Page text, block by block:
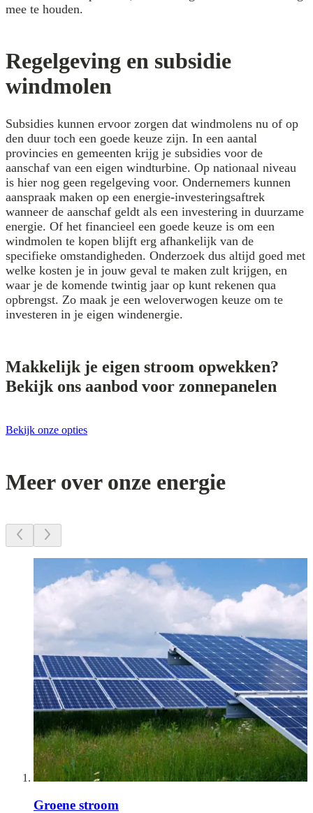
mee te houden.
Regelgeving en subsidie
windmolen
Subsidies kunnen ervoor zorgen dat windmolens nu of op
den duur toch een goede keuze zijn. In een aantal
provincies en gemeenten krijg je subsidies voor de
aanschaf van een eigen windturbine. Op nationaal niveau
is hier nog geen regelgeving voor. Ondernemers kunnen
aanspraak maken op een energie-investeringsaftrek
wanneer de aanschaf geldt als een investering in duurzame
energie. Of het financieel een goede keuze is om een
windmolen te kopen blijft erg afhankelijk van de
specifieke omstandigheden. Onderzoek dus altijd goed met
welke kosten je in jouw geval te maken zult krijgen, en
waar je de komende twintig jaar op kunt rekenen qua
opbrengst. Zo maak je een weloverwogen keuze om te
investeren in je eigen windenergie.
Makkelijk je eigen stroom opwekken?
Bekijk ons aanbod voor zonnepanelen
Bekijk onze opties
Meer over onze energie
Groene stroom